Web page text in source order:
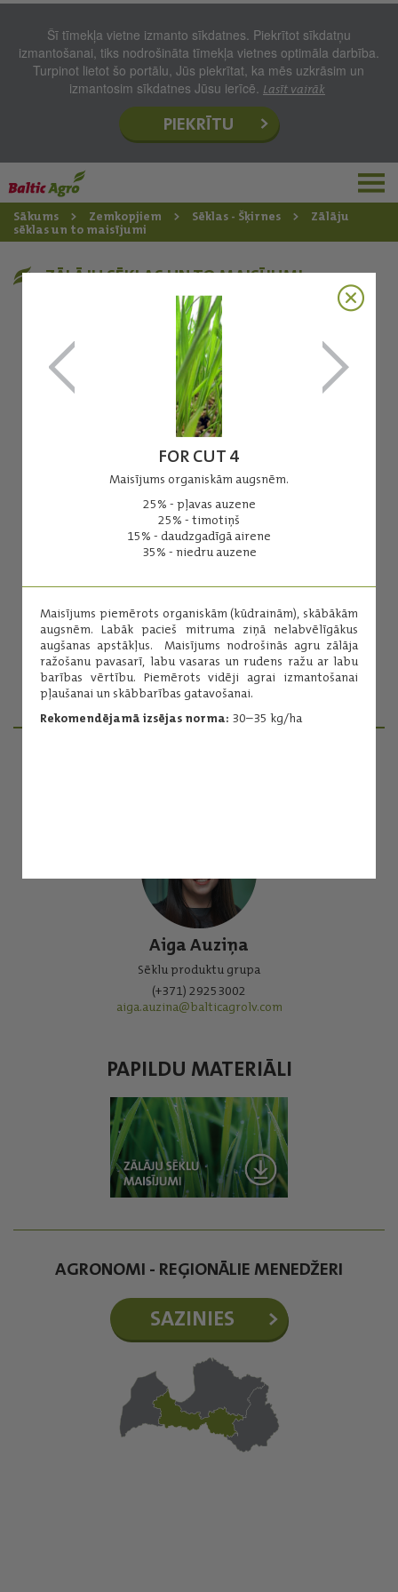
Šī tīmekļa vietne izmanto sīkdatnes. Piekrītot sīkdatņu
izmantošanai, tiks nodrošināta tīmekļa vietnes optimāla darbība.
Turpinot lietot šo portālu, Jūs piekrītat, ka mēs uzkrāsim un
izmantosim sīkdatnes Jūsu ierīcē. Lasīt vairāk
PIEKRĪTU
Sākums Zemkopjiem Sēklas - Šķirnes
Zālāju
sēklas un to maisījumi
FOR CUT 4
Maisījums organiskām augsnēm.
25% - pļavas auzene
25% - timotiņš
15% - daudzgadīgā airene
35% - niedru auzene
Maisījums piemērots organiskām (kūdrainām), skābākām
augsnēm. Labāk pacieš mitruma ziņā nelabvēlīgākus
augšanas apstākļus. Maisījums nodrošinās agru zālāja
ražošanu pavasarī, labu vasaras un rudens ražu ar labu
barības vērtību. Piemērots vidēji agrai izmantošanai
pļaušanai un skābbarības gatavošanai.
Rekomendējamā izsējas norma: 30–35 kg/ha
ZĀLĀJU SĒKLAS UN TO MAISĪJUMI
FOR ALL
Universāls maisījums dažāda tipa augsnēm.
10% - baltais āboliņš
35% - daudzgadīgā airene
10% - pļavas auzene
10% - pļavas skarene
Lasīt vairāk
Aiga Auziņa
Sēklu produktu grupa
(+371) 29253002
aiga.auzina@balticagrolv.com
PAPILDU MATERIĀLI
AGRONOMI - REĢIONĀLIE MENEDŽERI
SAZINIES